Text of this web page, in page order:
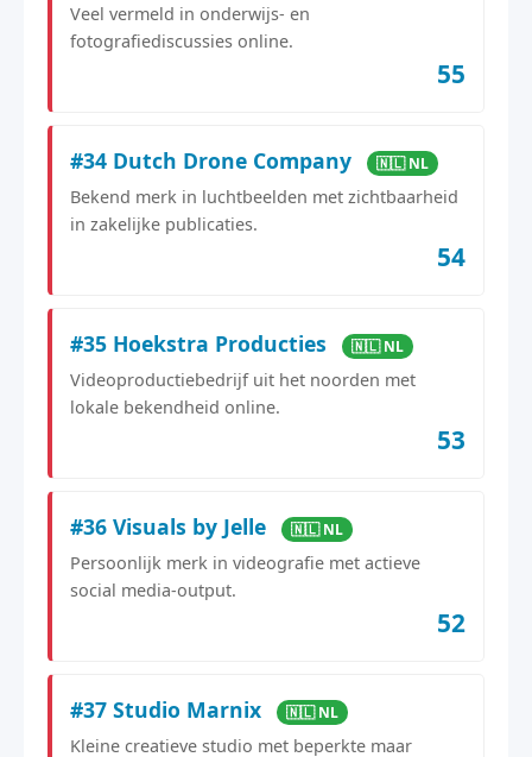
Veel vermeld in onderwijs- en
fotografiediscussies online.
55
#34 Dutch Drone Company 🇳🇱 NL
Bekend merk in luchtbeelden met zichtbaarheid
in zakelijke publicaties.
54
#35 Hoekstra Producties 🇳🇱 NL
Videoproductiebedrijf uit het noorden met
lokale bekendheid online.
53
#36 Visuals by Jelle 🇳🇱 NL
Persoonlijk merk in videografie met actieve
social media-output.
52
#37 Studio Marnix 🇳🇱 NL
Kleine creatieve studio met beperkte maar